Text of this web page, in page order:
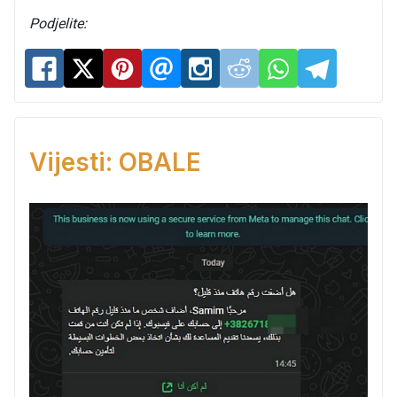
Podjelite:
Vijesti: OBALE